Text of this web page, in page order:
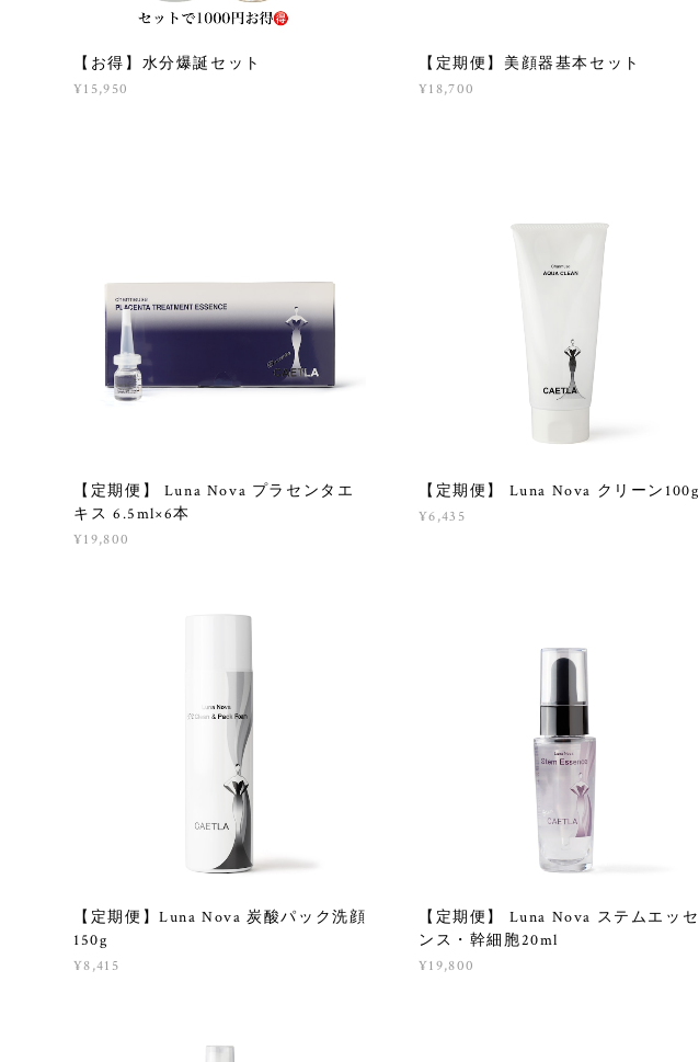
【お得】水分爆誕セット
¥15,950
【定期便】美顔器基本セット
¥18,700
【定期便】 Luna Nova プラセンタエ
キス 6.5ml×6本
¥19,800
【定期便】 Luna Nova クリーン100g
¥6,435
【定期便】Luna Nova 炭酸パック洗顔
150g
¥8,415
【定期便】 Luna Nova ステムエッセ
ンス・幹細胞20ml
¥19,800